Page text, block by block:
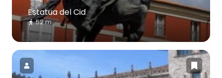
Estatua del Cid
52 m